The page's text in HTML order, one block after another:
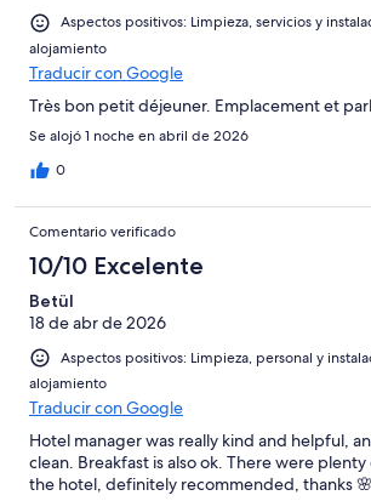
Aspectos positivos: Limpieza, servicios y
alojamiento
Traducir con Google
Très bon petit déjeuner. Emplacement et
Se alojó 1 noche en abril de 2026
0
Comentario verificado
10/10 Excelente
Betül
18 de abr de 2026
Aspectos positivos: Limpieza, personal y
alojamiento
Traducir con Google
Hotel manager was really kind and helpful,
clean. Breakfast is also ok. There were
the hotel, definitely recommended, thanks